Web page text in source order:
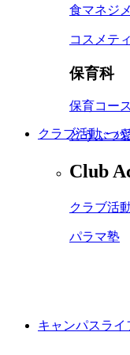
食マネジ
コスメテ
保育科
保育コース
どうぶつ
クラブ活動・
Club
クラブ活
パラマ塾
キャンパスライ